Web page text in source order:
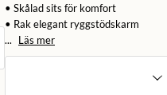
• Skålad sits för komfort
• Rak elegant ryggstödskarm
...
Läs mer